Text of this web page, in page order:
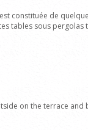
constituée de
tables sous
on the terrace